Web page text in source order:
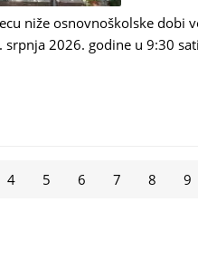
niže osnovnoškolske dobi
srpnja 2026. godine u 9:30
4 5 6 7 8 9